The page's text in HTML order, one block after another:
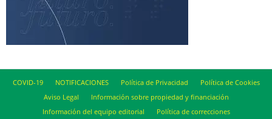
COVID-19 NOTIFICACIONES Política de Privacidad
Política de Cookies
Aviso Legal
Información sobre propiedad y financiación
Información del equipo editorial
Política de correcciones